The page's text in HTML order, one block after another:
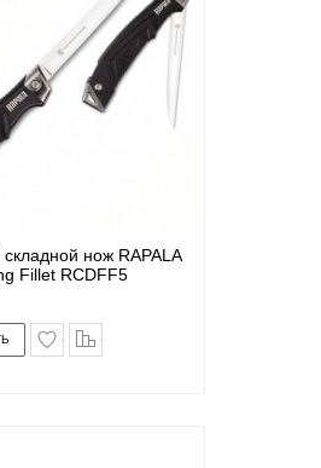
нож RAPALA
Fillet RCDFF5
в закладки